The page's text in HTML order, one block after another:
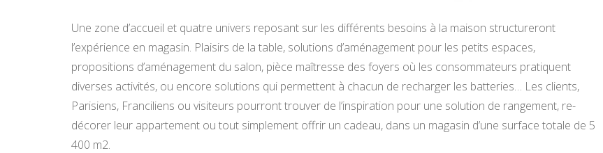
Une zone d’accueil et quatre univers reposant sur les différents besoins à la maison structureront
l’expérience en magasin. Plaisirs de la table, solutions d’aménagement pour les petits espaces,
propositions d’aménagement du salon, pièce maîtresse des foyers où les consommateurs pratiquent
diverses activités, ou encore solutions qui permettent à chacun de recharger les batteries… Les clients,
Parisiens, Franciliens ou visiteurs pourront trouver de l’inspiration pour une solution de rangement, re-
décorer leur appartement ou tout simplement offrir un cadeau, dans un magasin d’une surface totale de 5
400 m2.